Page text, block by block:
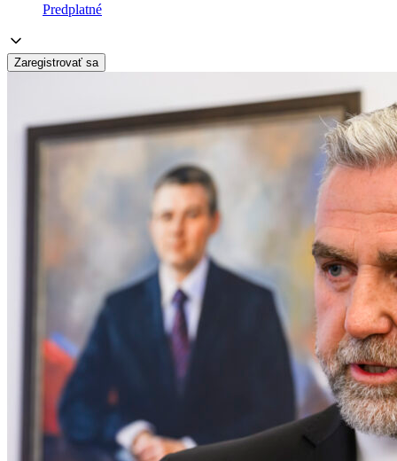
Predplatné
Zaregistrovať sa